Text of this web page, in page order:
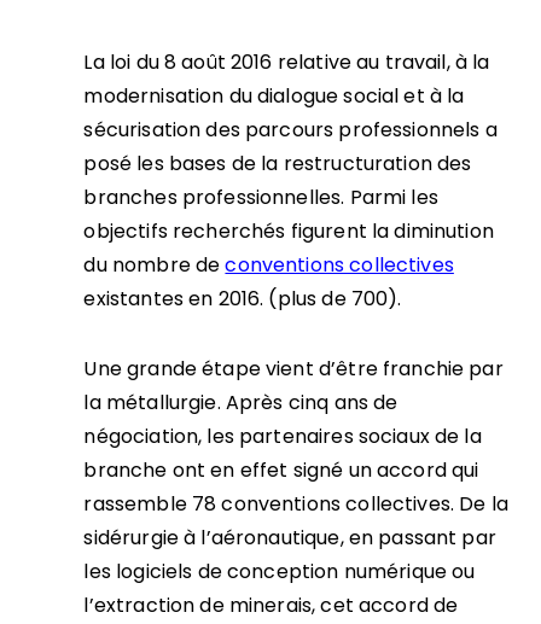
La loi du 8 août 2016 relative au travail, à la
modernisation du dialogue social et à la
sécurisation des parcours professionnels a
posé les bases de la restructuration des
branches professionnelles. Parmi les
objectifs recherchés figurent la diminution
du nombre deconventions collectives
existantes en 2016. (plus de 700).
Une grande étape vient d’être franchie par
la métallurgie. Après cinq ans de
négociation, les partenaires sociaux de la
branche ont en effet signé un accord qui
rassemble 78 conventions collectives. De la
sidérurgie à l’aéronautique, en passant par
les logiciels de conception numérique ou
l’extraction de minerais, cet accord de